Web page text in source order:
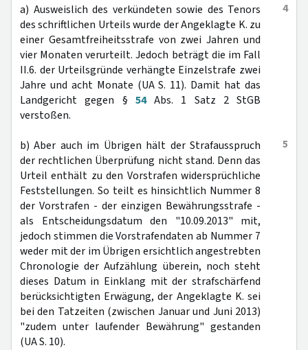
4
a) Ausweislich des verkündeten sowie des Tenors
des schriftlichen Urteils wurde der Angeklagte K. zu
einer Gesamtfreiheitsstrafe von zwei Jahren und
vier Monaten verurteilt. Jedoch beträgt die im Fall
II.6. der Urteilsgründe verhängte Einzelstrafe zwei
Jahre und acht Monate (UA S. 11). Damit hat das
Landgericht gegen § 54Abs. 1 Satz 2 StGB
verstoßen.
5
b) Aber auch im Übrigen hält der Strafausspruch
der rechtlichen Überprüfung nicht stand. Denn das
Urteil enthält zu den Vorstrafen widersprüchliche
Feststellungen. So teilt es hinsichtlich Nummer 8
der Vorstrafen - der einzigen Bewährungsstrafe -
als Entscheidungsdatum den "10.09.2013" mit,
jedoch stimmen die Vorstrafendaten ab Nummer 7
weder mit der im Übrigen ersichtlich angestrebten
Chronologie der Aufzählung überein, noch steht
dieses Datum in Einklang mit der strafschärfend
berücksichtigten Erwägung, der Angeklagte K. sei
bei den Tatzeiten (zwischen Januar und Juni 2013)
"zudem unter laufender Bewährung" gestanden
(UA S. 10).